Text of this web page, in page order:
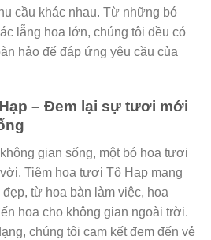
cầu khác nhau. Từ những bó
lẵng hoa lớn, chúng tôi đều có
hảo để đáp ứng yêu cầu của
– Đem lại sự tươi mới
gian sống, một bó hoa tươi
Tiệm hoa tươi Tô Hạp mang
từ hoa bàn làm việc, hoa
hoa cho không gian ngoài trời.
chúng tôi cam kết đem đến vẻ